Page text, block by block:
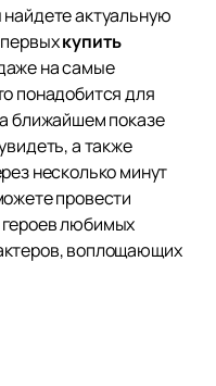
актуальную
купить
на самые
понадобится для
ближайшем показе
а также
несколько минут
провести
любимых
воплощающих